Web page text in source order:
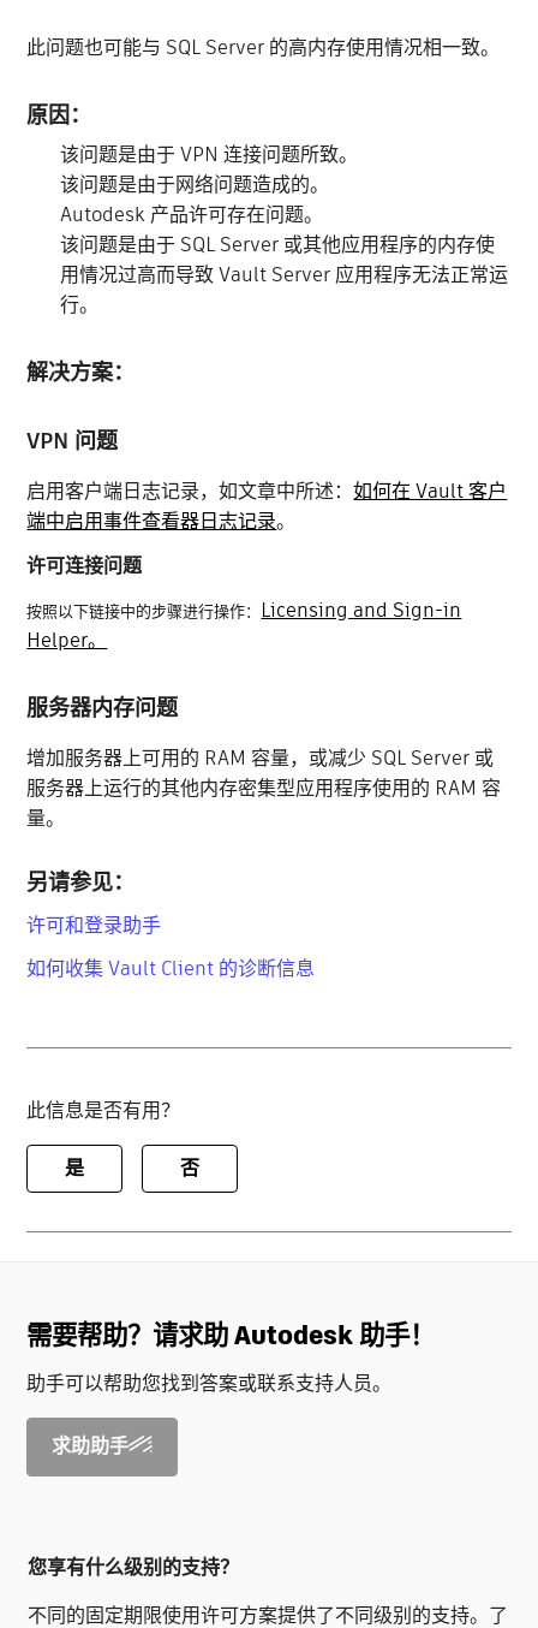
此问题也可能与 SQL Server 的高内存使用情况相一致。
原因：
该问题是由于 VPN 连接问题所致。
该问题是由于网络问题造成的。
Autodesk 产品许可存在问题。
该问题是由于 SQL Server 或其他应用程序的内存使
用情况过高而导致 Vault Server 应用程序无法正常运
行。
解决方案：
VPN 问题
启用客户端日志记录，如文章中所述：如何在 Vault 客户
端中启用事件查看器日志记录。
许可连接问题
按照以下链接中的步骤进行操作： Licensing and Sign-in
Helper。
服务器内存问题
增加服务器上可用的 RAM 容量，或减少 SQL Server 或
服务器上运行的其他内存密集型应用程序使用的 RAM 容
量。
另请参见：
许可和登录助手
如何收集 Vault Client 的诊断信息
此信息是否有用？
是 否
需要帮助？请求助 Autodesk 助手！
助手可以帮助您找到答案或联系支持人员。
求助助手
您享有什么级别的支持？
不同的固定期限使用许可方案提供了不同级别的支持。了